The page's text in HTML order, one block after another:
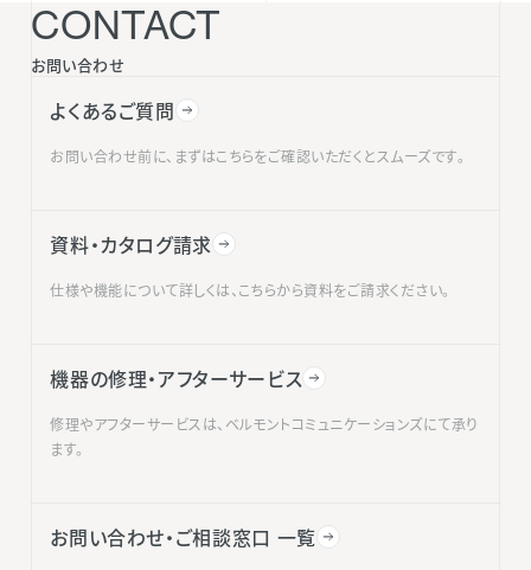
CONTACT
お問い合わせ
よくあるご質問
お問い合わせ前に、まずはこちらをご確認いただくとスムーズです。
資料・カタログ請求
仕様や機能について詳しくは、こちらから資料をご請求ください。
機器の修理・アフターサービス
修理やアフターサービスは、ベルモントコミュニケーションズにて承り
ます。
お問い合わせ・ご相談窓口 一覧